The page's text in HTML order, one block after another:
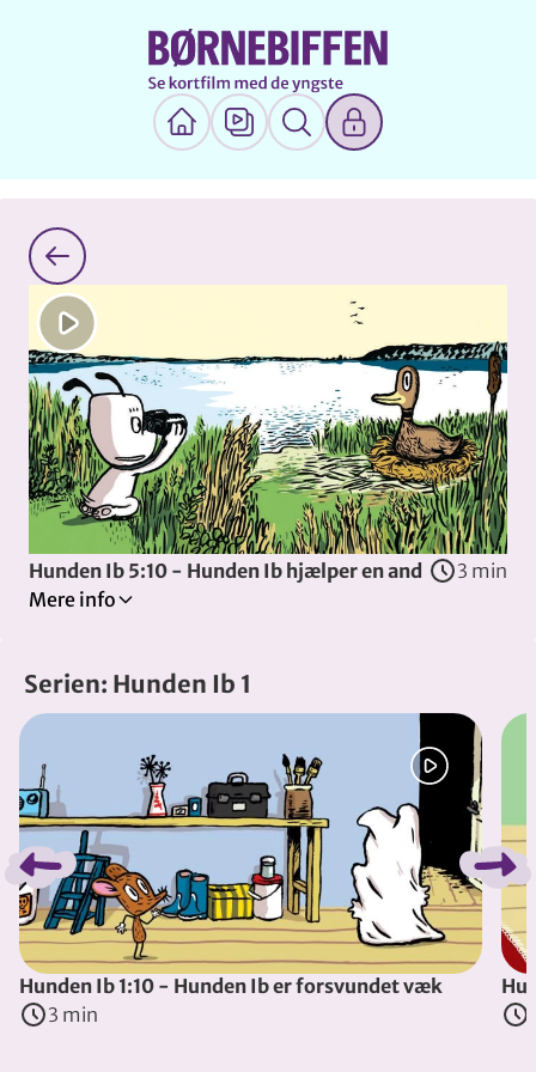
Hunden Ib 5:10 - Hunden Ib hjælper en and
3 min
Mere info
Instruktører:
Rasmus Andreasen&Trine Laier
Serien: Hunden Ib 1
Spring bånd over
Hunden Ib 1:10 - Hunden Ib er forsvundet væk
3 min